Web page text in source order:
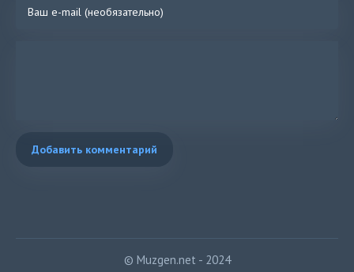
Добавить комментарий
© Muzgen.net - 2024